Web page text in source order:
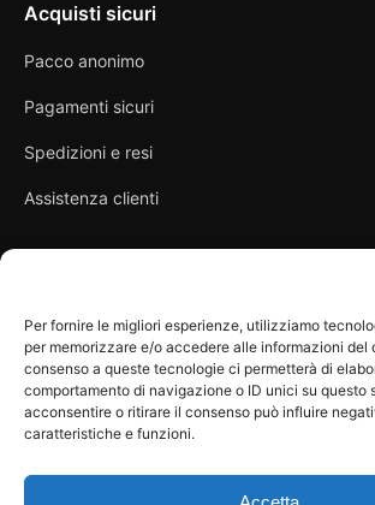
Per fornire le migliori esperienze, utilizziamo
per memorizzare e/o accedere alle informazioni del
consenso a queste tecnologie ci permetterà di
comportamento di navigazione o ID unici su questo
acconsentire o ritirare il consenso può influire
caratteristiche e funzioni.
Acquisti sicuri
Pacco anonimo
Pagamenti sicuri
Spedizioni e resi
Assistenza clienti
Privacy Policy
Condizioni di vendita